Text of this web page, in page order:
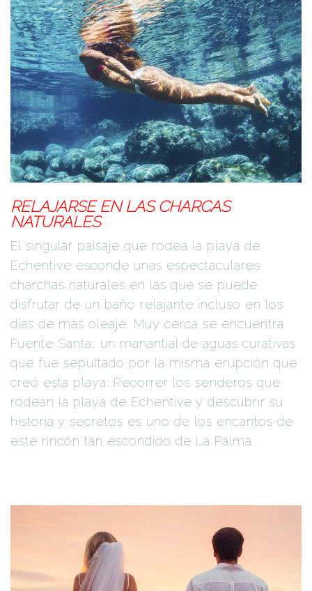
RELAJARSE EN LAS CHARCAS
NATURALES
El singular paisaje que rodea la playa de
Echentive esconde unas espectaculares
charchas naturales en las que se puede
disfrutar de un baño relajante incluso en los
días de más oleaje. Muy cerca se encuentra
Fuente Santa, un manantial de aguas curativas
que fue sepultado por la misma erupción que
creó esta playa: Recorrer los senderos que
rodean la playa de Echentive y descubrir su
historia y secretos es uno de los encantos de
este rincón tan escondido de La Palma.